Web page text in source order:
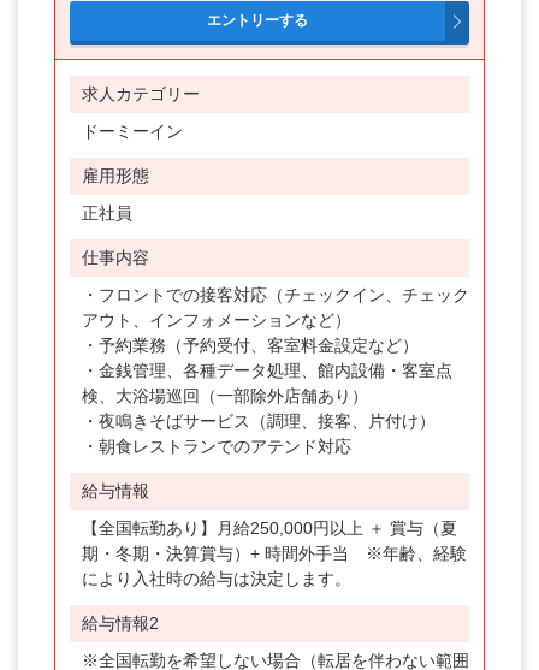
求人カテゴリー
ドーミーイン
雇用形態
正社員
仕事内容
・フロントでの接客対応（チェックイン、チェック
アウト、インフォメーションなど）
・予約業務（予約受付、客室料金設定など）
・金銭管理、各種データ処理、館内設備・客室点
検、大浴場巡回（一部除外店舗あり）
・夜鳴きそばサービス（調理、接客、片付け）
・朝食レストランでのアテンド対応
給与情報
【全国転勤あり】月給250,000円以上 ＋ 賞与（夏
期・冬期・決算賞与）+ 時間外手当 ※年齢、経験
により入社時の給与は決定します。
給与情報2
※全国転勤を希望しない場合（転居を伴わない範囲